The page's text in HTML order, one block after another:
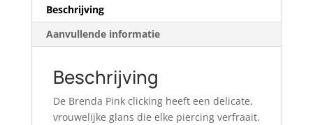
Beschrijving
Aanvullende informatie
Beschrijving
De Brenda Pink clicking heeft een delicate,
vrouwelijke glans die elke piercing verfraait.